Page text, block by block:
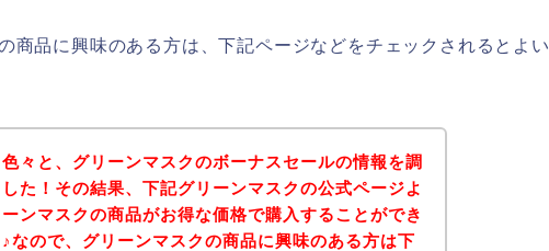
商品に興味のある方は、下記ページなどをチェックされるとよい
々と、グリーンマスクのボーナスセールの情報を調
た！その結果、下記グリーンマスクの公式ページよ
ーンマスクの商品がお得な価格で購入することができ
♪なので、グリーンマスクの商品に興味のある方は下